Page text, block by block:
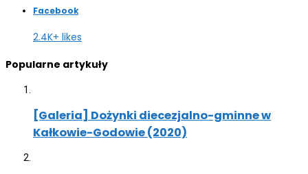
Facebook
2.4K+ likes
Popularne artykuły
[Galeria] Dożynki diecezjalno-gminne w
Kałkowie-Godowie (2020)